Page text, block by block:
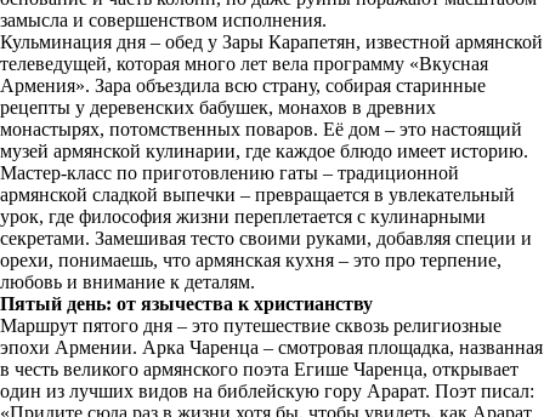
замысла и совершенством исполнения.
Кульминация дня – обед у Зары Карапетян, известной армянской
телеведущей, которая много лет вела программу «Вкусная
Армения». Зара объездила всю страну, собирая старинные
рецепты у деревенских бабушек, монахов в древних
монастырях, потомственных поваров. Её дом – это настоящий
музей армянской кулинарии, где каждое блюдо имеет историю.
Мастер-класс по приготовлению гаты – традиционной
армянской сладкой выпечки – превращается в увлекательный
урок, где философия жизни переплетается с кулинарными
секретами. Замешивая тесто своими руками, добавляя специи и
орехи, понимаешь, что армянская кухня – это про терпение,
любовь и внимание к деталям.
Пятый день: от язычества к христианству
Маршрут пятого дня – это путешествие сквозь религиозные
эпохи Армении. Арка Чаренца – смотровая площадка, названная
в честь великого армянского поэта Егише Чаренца, открывает
один из лучших видов на библейскую гору Арарат. Поэт писал:
«Придите сюда раз в жизни хотя бы, чтобы увидеть, как Арарат